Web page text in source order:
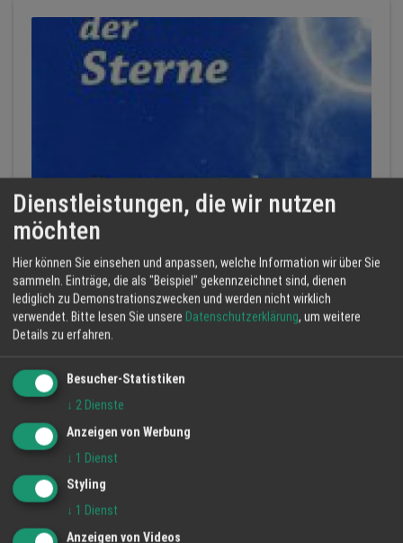
KONTAKT
Bioenergetische Meditation
Alfred DECK Orthopädie Schuhtechnik
regio
dienstleis...
MEHR ANZEIGEN
Dienstleistungen, die wir nutzen
möchten
Hier können Sie einsehen und anpassen, welche Information wir über Sie
sammeln. Einträge, die als "Beispiel" gekennzeichnet sind, dienen
lediglich zu Demonstrationszwecken und werden nicht wirklich
verwendet. Bitte lesen Sie unsere Datenschutzerklärung, um weitere
Details zu erfahren.
Besucher-Statistiken
↓ 2 Dienste
Anzeigen von Werbung
↓ 1 Dienst
Styling
↓ 1 Dienst
Anzeigen von Videos